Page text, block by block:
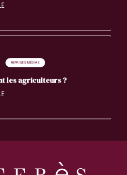
REPRISES MÉDIAS
les agriculteurs ?